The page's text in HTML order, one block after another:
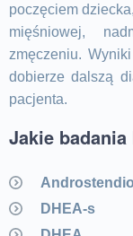
poczęciem
mięśniowej,
zmęczeniu.
dobierze dalszą
pacjenta.
Jakie
DHEA-s